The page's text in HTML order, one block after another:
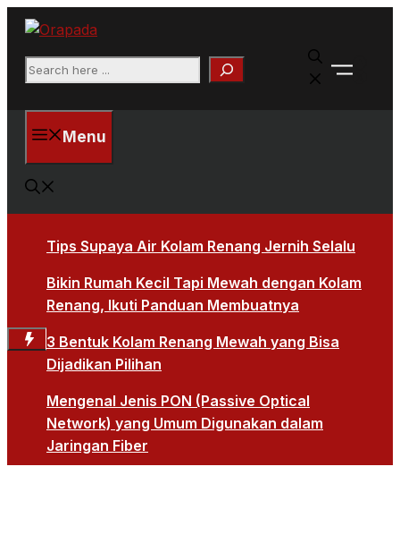
Langsung
Search
X
Menu
Tips Supaya Air Kolam Renang Jernih Selalu
Bikin Rumah Kecil Tapi Mewah dengan Kolam
Renang, Ikuti Panduan Membuatnya
3 Bentuk Kolam Renang Mewah yang Bisa
Dijadikan Pilihan
Mengenal Jenis PON (Passive Optical
Network) yang Umum Digunakan dalam
Jaringan Fiber